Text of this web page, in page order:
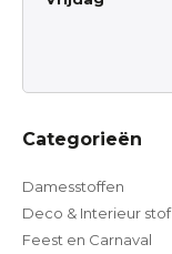
Categorieën
Damesstoffen
Deco & Interieur stof
Feest en Carnaval